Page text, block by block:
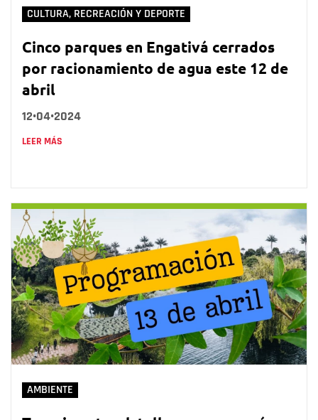
CULTURA, RECREACIÓN Y DEPORTE
Cinco parques en Engativá cerrados
por racionamiento de agua este 12 de
abril
12•04•2024
LEER MÁS
AMBIENTE